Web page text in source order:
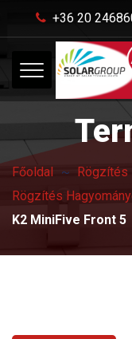
+36 20
Főoldal
Rögzítés
Rögzítés
K2 MiniFive Front 5